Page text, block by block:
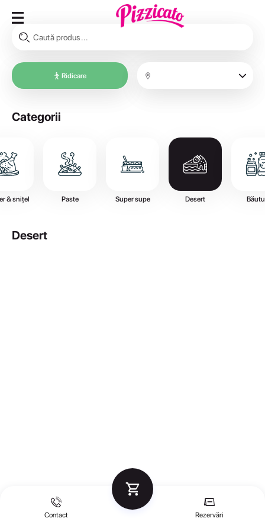
Ridicare
Categorii
& snițel Paste Super supe Desert
Desert
Contact Rezervări